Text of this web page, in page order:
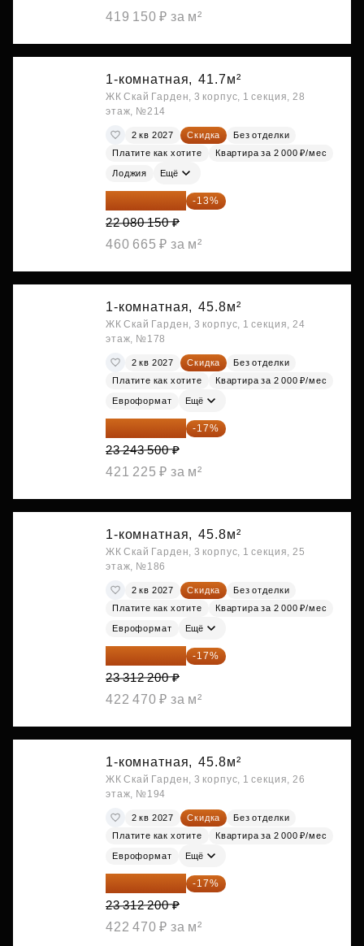
419 150 ₽ за м²
1-комнатная, 41.7м²
ЖК Скай Гарден, 3 корпус, 1 секция, 28
этаж, №214
2 кв 2027 Скидка
Без отделки
Платите как хотите
Квартира за 2 000 ₽/мес
Лоджия Ещё
19 209 731 ₽ -13%
22 080 150 ₽
460 665 ₽ за м²
1-комнатная, 45.8м²
ЖК Скай Гарден, 3 корпус, 1 секция, 24
этаж, №178
2 кв 2027 Скидка
Без отделки
Платите как хотите
Квартира за 2 000 ₽/мес
Евроформат Ещё
19 292 105 ₽ -17%
23 243 500 ₽
421 225 ₽ за м²
1-комнатная, 45.8м²
ЖК Скай Гарден, 3 корпус, 1 секция, 25
этаж, №186
2 кв 2027 Скидка
Без отделки
Платите как хотите
Квартира за 2 000 ₽/мес
Евроформат Ещё
19 349 126 ₽ -17%
23 312 200 ₽
422 470 ₽ за м²
1-комнатная, 45.8м²
ЖК Скай Гарден, 3 корпус, 1 секция, 26
этаж, №194
2 кв 2027 Скидка
Без отделки
Платите как хотите
Квартира за 2 000 ₽/мес
Евроформат Ещё
19 349 126 ₽ -17%
23 312 200 ₽
422 470 ₽ за м²